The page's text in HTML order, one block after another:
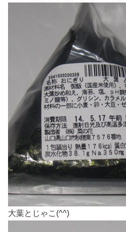
大葉とじゃこ(^^)